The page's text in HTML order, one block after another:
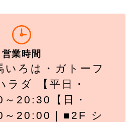
営業時間
いろは・ガトーフ
ラダ 【平日・
20:30【日・
～20:00｜■2F シ